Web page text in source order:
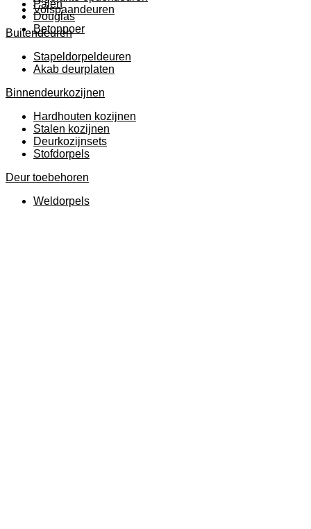
Palen
Douglas
Betonpoer
Volspaandeuren
Buitendeuren
Stapeldorpeldeuren
Akab deurplaten
Binnendeurkozijnen
Hardhouten kozijnen
Stalen kozijnen
Deurkozijnsets
Stofdorpels
Deur toebehoren
Weldorpels